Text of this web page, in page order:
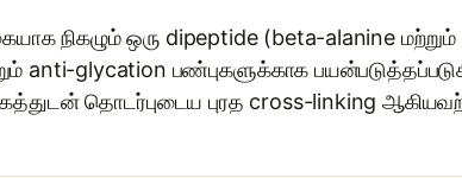
நிகழும் ஒரு dipeptide (beta-alanine
anti-glycation பண்புகளுக்காக
தொடர்புடைய புரத cross-linking